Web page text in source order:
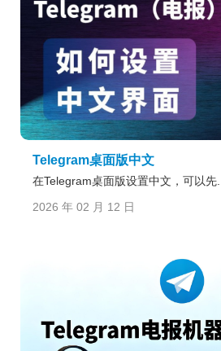
Telegram桌面版中文
在Telegram桌面版设置中文，可以先...
2026 年 02 月 12 日